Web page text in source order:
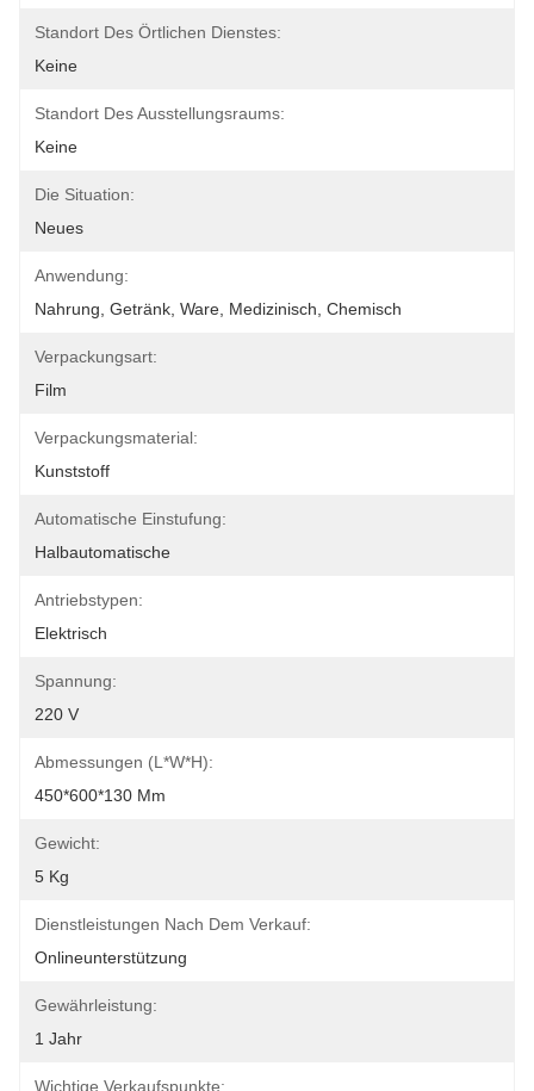
Standort Des Örtlichen Dienstes:
Keine
Standort Des Ausstellungsraums:
Keine
Die Situation:
Neues
Anwendung:
Nahrung, Getränk, Ware, Medizinisch, Chemisch
Verpackungsart:
Film
Verpackungsmaterial:
Kunststoff
Automatische Einstufung:
Halbautomatische
Antriebstypen:
Elektrisch
Spannung:
220 V
Abmessungen (L*W*H):
450*600*130 Mm
Gewicht:
5 Kg
Dienstleistungen Nach Dem Verkauf:
Onlineunterstützung
Gewährleistung:
1 Jahr
Wichtige Verkaufspunkte: